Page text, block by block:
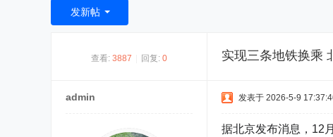
房
发新帖
查看: 3887 回复: 0 实现三条地铁换乘
admin 发表于 2026-5-9
据北京发布消息，12